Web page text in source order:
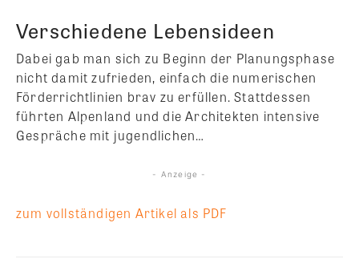
Verschiedene Lebensideen
Dabei gab man sich zu Beginn der Planungsphase
nicht damit zufrieden, einfach die numerischen
Förderrichtlinien brav zu erfüllen. Stattdessen
führten Alpenland und die Architekten intensive
Gespräche mit jugendlichen…
- Anzeige -
zum vollständigen Artikel als PDF